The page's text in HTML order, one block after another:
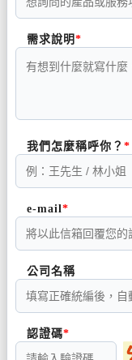
需求說明
我們怎麼稱呼你？
e-mail
公司名稱
認證碼